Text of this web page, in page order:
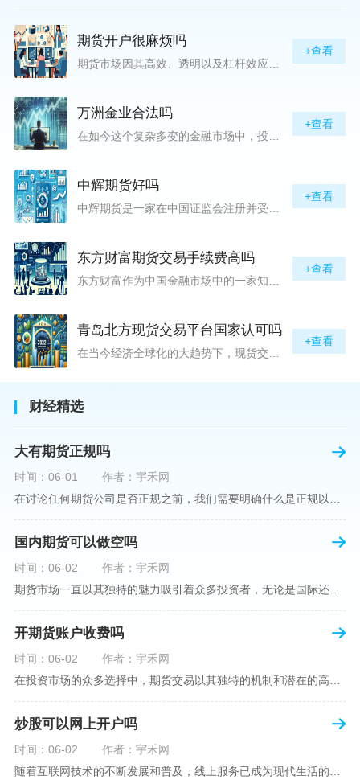
期货开户很麻烦吗
+查看
万洲金业合法吗
+查看
中辉期货好吗
+查看
东方财富期货交易手续费高吗
+查看
青岛北方现货交易平台国家认可吗
在当今经济全球化的大趋势下，现货交易市场作为资本流动的重要平台，正吸引着世界各地的目光。中国，作为全球第二大经济体，其金融市场的发展和监管逐渐受到各界的重视。在众多现货交易平台中，青岛北方现货交易平台（下简称“北方平台”）究竟是否得到了国家的认可和监管，是许多投资者和市场参与者关心的问题。本文旨在深入探讨北方平台的性质、运营情况及其是否获得国家认可等方面的信息。北方平台成立于某年，位于中国山东省青岛市，旨在为企业和个人提供一套完善的物质现货交易服务。平台运用现代信息技术，建立
+查看
财经精选
大有期货正规吗
时间：06-01
作者：宇禾网
国内期货可以做空吗
时间：06-02
作者：宇禾网
期货市场一直以其独特的魅力吸引着众多投资者，无论是国际还是国内场景下，其波澜壮阔的市场行情都给予了投资者无限遐想。今天，我们将深入探讨一个特别的问题——"国内期货可以做空吗"？这个问题不仅关乎投资者的策略布局，更涉及到期货市场机制的基本理解。在深入探讨之前，我们首先需要明确几个期货市场的基础概念。期货，是指在标准化合约基础上，双方承诺在未来某一特定时间以约定价格买卖一定数量的商品或金融产品的合约。它允訸投资者通过买入（做多）或卖出（做空）合约来预测未来价格的变动。我们来揭开国
开期货账户收费吗
时间：06-02
作者：宇禾网
炒股可以网上开户吗
时间：06-02
作者：宇禾网